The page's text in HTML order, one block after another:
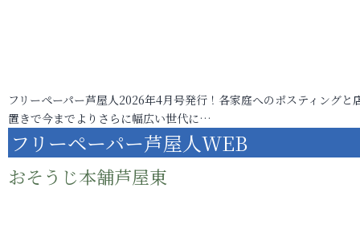
フリーペーパー芦屋人2026年4月号発行！各家庭へのポスティングと
置きで今までよりさらに幅広い世代に…
フリーペーパー芦屋人WEB
おそうじ本舗芦屋東